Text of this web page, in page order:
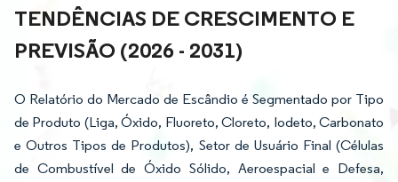
TENDÊNCIAS DE CRESCIMENTO E
PREVISÃO (2026 - 2031)
O Relatório do Mercado de Escândio é Segmentado por Tipo
de Produto (Liga, Óxido, Fluoreto, Cloreto, Iodeto, Carbonato
e Outros Tipos de Produtos), Setor de Usuário Final (Células
de Combustível de Óxido Sólido, Aeroespacial e Defesa,